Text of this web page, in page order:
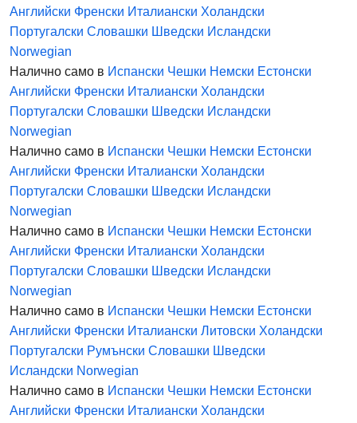
Английски Френски Италиански Холандски
Португалски Словашки Шведски Исландски
Norwegian
Налично само в Испански Чешки Немски Естонски
Английски Френски Италиански Холандски
Португалски Словашки Шведски Исландски
Norwegian
Налично само в Испански Чешки Немски Естонски
Английски Френски Италиански Холандски
Португалски Словашки Шведски Исландски
Norwegian
Налично само в Испански Чешки Немски Естонски
Английски Френски Италиански Холандски
Португалски Словашки Шведски Исландски
Norwegian
Налично само в Испански Чешки Немски Естонски
Английски Френски Италиански Литовски Холандски
Португалски Румънски Словашки Шведски
Исландски Norwegian
Налично само в Испански Чешки Немски Естонски
Английски Френски Италиански Холандски